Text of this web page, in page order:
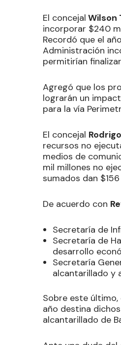
El concejal Wilson
incorporar $240
Recordó que el
Administración
permitirían
Agregó que los
lograrán un
para la vía
El concejal
recursos no
medios de
mil millones no
sumados dan
De acuerdo con
Secretaría de
Secretaría de
desarrollo
Secretaría
alcantarillado y
Sobre este
año destina
alcantarillado de